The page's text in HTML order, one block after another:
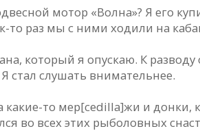
мотор «Волна»? Я его
раз мы с ними ходили на
который я опускаю. К
стал слушать внимательнее.
то мер[cedilla]жи и донки,
во всех этих рыболовных